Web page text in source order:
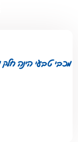
מכבי טבעי הינה